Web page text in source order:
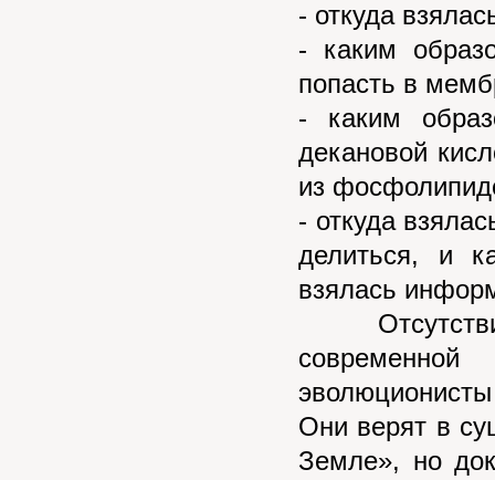
- откуда
- каким
попасть в
- каким
декановой
из
- откуда
делиться, и
взялась
Они верят в
Земле», но